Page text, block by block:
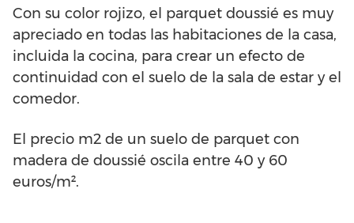
Con su color rojizo, el parquet doussié es muy
apreciado en todas las habitaciones de la casa,
incluida la cocina, para crear un efecto de
continuidad con el suelo de la sala de estar y el
comedor.
El precio m2 de un suelo de parquet con
madera de doussié oscila entre 40 y 60
euros/m².